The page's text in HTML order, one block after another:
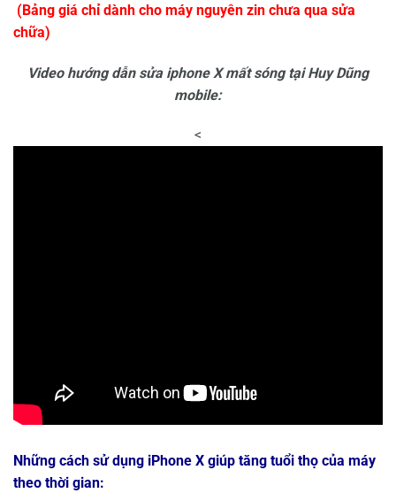
(Bảng giá chỉ dành cho máy nguyên zin chưa qua sửa
chữa)
Video hướng dẫn sửa iphone X mất sóng tạiHuy Dũng
mobile:
<
Những cách sử dụng iPhone X giúp tăng tuổi thọ của máy
theo thời gian: